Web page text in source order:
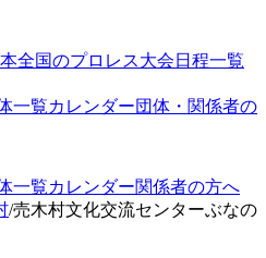
全国のプロレス大会日程一覧
一覧カレンダー団体・関係者の
一覧カレンダー関係者の方へ
/売木村文化交流センターぶなの